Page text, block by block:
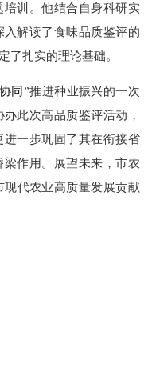
培训 。他结合自身科研实
入解读了食味品质鉴评的
了扎实的理论基础。
同”推进种业振兴的一次
办此次高品质鉴评活动，
进一步巩固了其在衔接省
梁作用。 展望未来，市农
现代农业高质量发展贡献